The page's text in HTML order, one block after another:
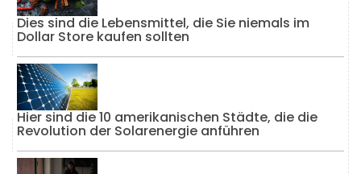
Dies sind die Lebensmittel, die Sie niemals im
Dollar Store kaufen sollten
Hier sind die 10 amerikanischen Städte, die die
Revolution der Solarenergie anführen